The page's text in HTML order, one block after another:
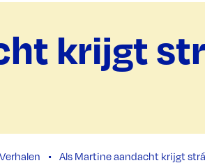
krijgt
Verhalen Als Martine aandacht krijgt